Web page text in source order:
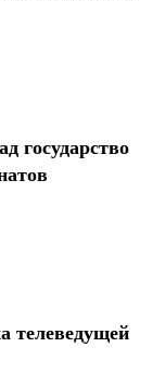
государство
телеведущей